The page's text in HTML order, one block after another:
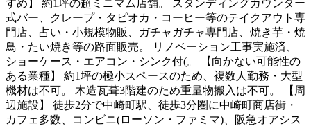
すめ】 約1坪の超ミニマム店舗。 スタンディングカウンター
式バー、クレープ・タピオカ・コーヒー等のテイクアウト専
門店、占い・小規模物販、ガチャガチャ専門店、焼き芋・焼
鳥・たい焼き等の路面販売。 リノベーション工事実施済、
ショーケース・エアコン・シンク付(。 【向かない可能性の
ある業種】 約1坪の極小スペースのため、複数人勤務・大型
機材は不可。 木造瓦葺3階建のため重量物搬入は不可。 【周
辺施設】 徒歩2分で中崎町駅、徒歩3分圏に中崎町商店街・
カフェ多数、コンビニ(ローソン・ファミマ)、阪急オアシス